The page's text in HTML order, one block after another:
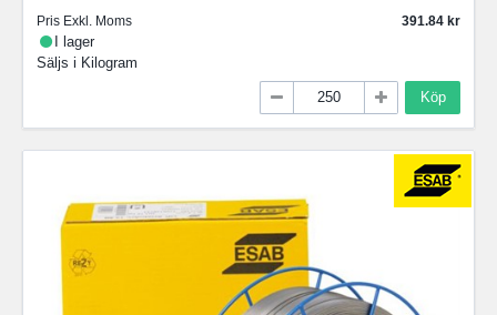
Pris Exkl. Moms
391.84
I lager
Säljs i Kilogram
Köp